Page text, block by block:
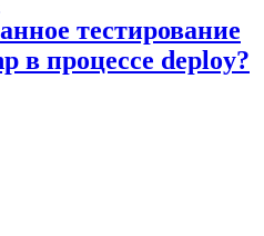
тестирование
в процессе deploy?